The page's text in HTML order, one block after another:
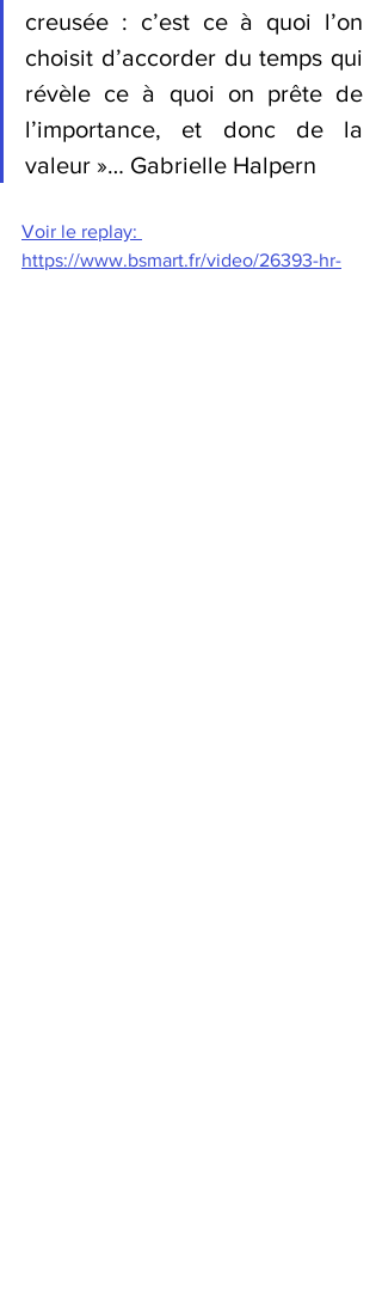
creusée : c’est ce à quoi l’on
choisit d’accorder du temps qui
révèle ce à quoi on prête de
l’importance, et donc de la
valeur »… Gabrielle Halpern
Voir le replay:
https://www.bsmart.fr/video/26393-hr-